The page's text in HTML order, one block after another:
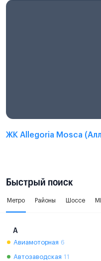
ЖК Allegoria Mosca
Быстрый поиск
Метро Районы Шоссе
А
Авиамоторная 6
Автозаводская 11